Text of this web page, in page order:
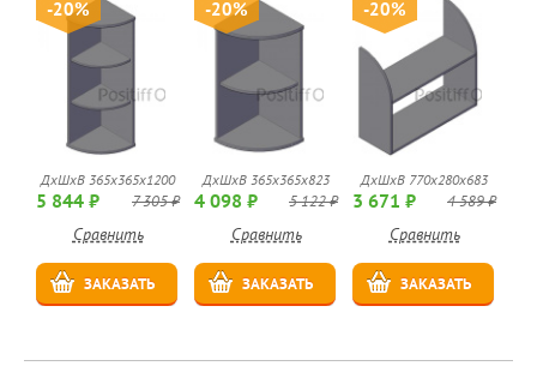
-20%
ДхШхВ 365х365х1200
5 844 ₽ 7 305 ₽
Сравнить
ЗАКАЗАТЬ
-20%
ДхШхВ 365х365х823
4 098 ₽ 5 122 ₽
Сравнить
ЗАКАЗАТЬ
-20%
ДхШхВ 770х280х683
3 671 ₽ 4 589 ₽
Сравнить
ЗАКАЗАТЬ